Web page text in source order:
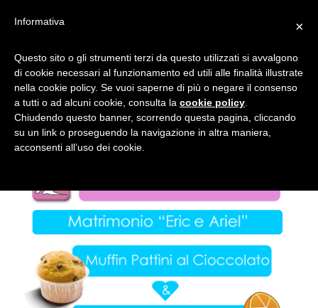
MATRIMONIO…IN FONDO
AL MAR!
×
Informativa
Questo sito o gli strumenti terzi da questo utilizzati si avvalgono
di cookie necessari al funzionamento ed utili alle finalità illustrate
nella cookie policy. Se vuoi saperne di più o negare il consenso
a tutti o ad alcuni cookie, consulta la cookie policy
Chiudendo questo banner, scorrendo questa pagina, cliccando
su un link o proseguendo la navigazione in altra maniera,
acconsenti all’uso dei cookie.